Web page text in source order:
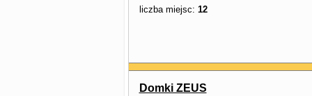
liczba miejsc: 12
Domki ZEUS